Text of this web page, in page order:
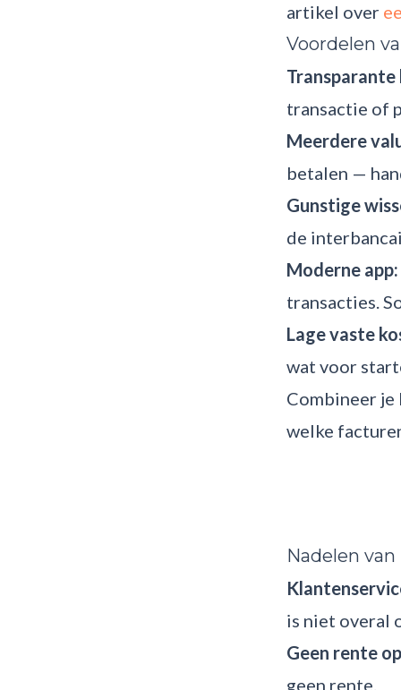
artikel over
Voordelen
Transparante
transactie of
Meerdere
betalen —
Gunstige
de
Moderne app:
transacties.
Lage vaste
wat voor
Combineer
welke
Nadelen
is niet overal
Geen rente
geen rente.